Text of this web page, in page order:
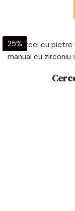
25%